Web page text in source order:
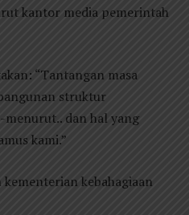
kantor media pemerintah
“Tantangan masa
struktur
dan hal yang
kami.”
kementerian kebahagiaan